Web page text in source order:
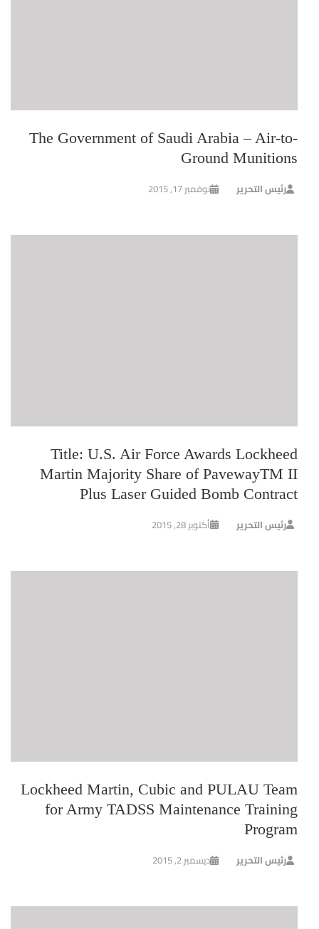
The Government of Saudi Arabia – Air-to-
Ground Munitions
رئيس التحرير نوفمبر 17, 2015
Title: U.S. Air Force Awards Lockheed
Martin Majority Share of PavewayTM II
Plus Laser Guided Bomb Contract
رئيس التحرير أكتوبر 28, 2015
Lockheed Martin, Cubic and PULAU Team
for Army TADSS Maintenance Training
Program
رئيس التحرير ديسمبر 2, 2015